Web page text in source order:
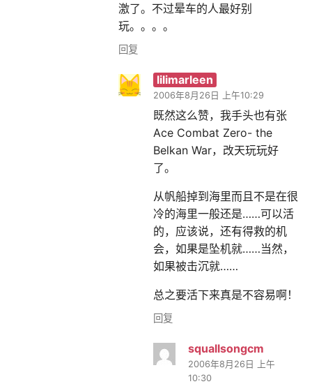
激了。不过晕车的人最好别
玩。。。。
回复
lilimarleen
2006年8月26日 上午10:29
既然这么赞，我手头也有张
Ace Combat Zero- the
Belkan War，改天玩玩好
了。
从帆船掉到海里而且不是在很
冷的海里一般还是……可以活
的，应该说，还有得救的机
会，如果是坠机就……当然，
如果被击沉就……
总之要活下来真是不容易啊！
回复
squallsongcm
2006年8月26日 上午
10:30